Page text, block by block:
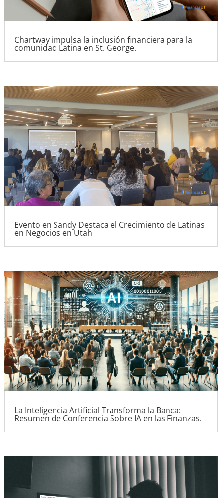
Chartway impulsa la inclusión financiera para la
comunidad Latina en St. George.
Evento en Sandy Destaca el Crecimiento de Latinas
en Negocios en Utah
La Inteligencia Artificial Transforma la Banca:
Resumen de Conferencia Sobre IA en las Finanzas.